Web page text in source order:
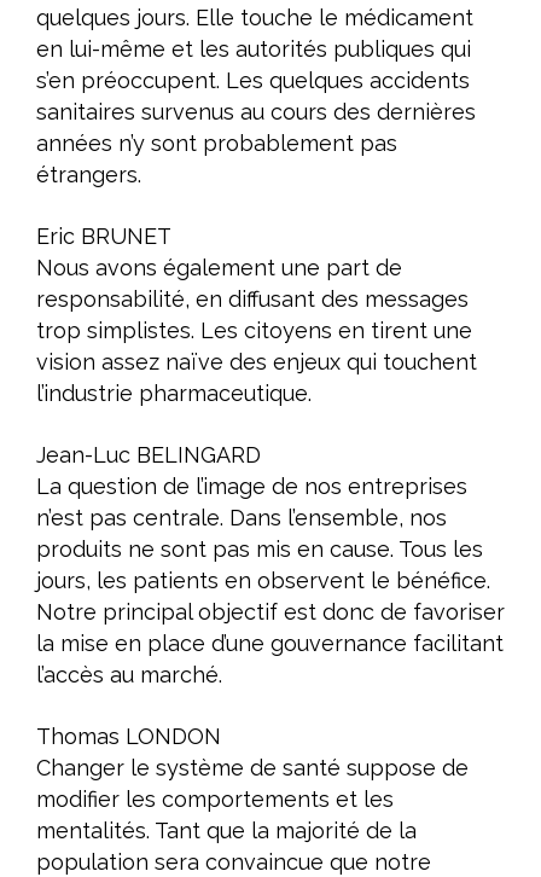
quelques jours. Elle touche le médicament
en lui-même et les autorités publiques qui
s’en préoccupent. Les quelques accidents
sanitaires survenus au cours des dernières
années n’y sont probablement pas
étrangers.
Eric BRUNET
Nous avons également une part de
responsabilité, en diffusant des messages
trop simplistes. Les citoyens en tirent une
vision assez naïve des enjeux qui touchent
l’industrie pharmaceutique.
Jean-Luc BELINGARD
La question de l’image de nos entreprises
n’est pas centrale. Dans l’ensemble, nos
produits ne sont pas mis en cause. Tous les
jours, les patients en observent le bénéfice.
Notre principal objectif est donc de favoriser
la mise en place d’une gouvernance facilitant
l’accès au marché.
Thomas LONDON
Changer le système de santé suppose de
modifier les comportements et les
mentalités. Tant que la majorité de la
population sera convaincue que notre